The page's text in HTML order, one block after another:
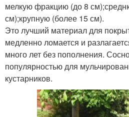
мелкую фракцию (до 8
см);крупную (более 15 см).
Это лучший материал для
медленно ломается и
много лет без пополнения.
популярностью для
кустарников.